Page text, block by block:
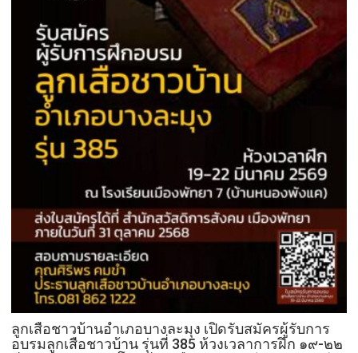
ลูกเสือชาวบ้านอำเภอบางละมุง เปิดรับสมัครผู้รับการ
อบรมลูกเสือชาวบ้าน รุ่นที่ 385 ห้วงเวลาการฝึก ๑๙-๒๒